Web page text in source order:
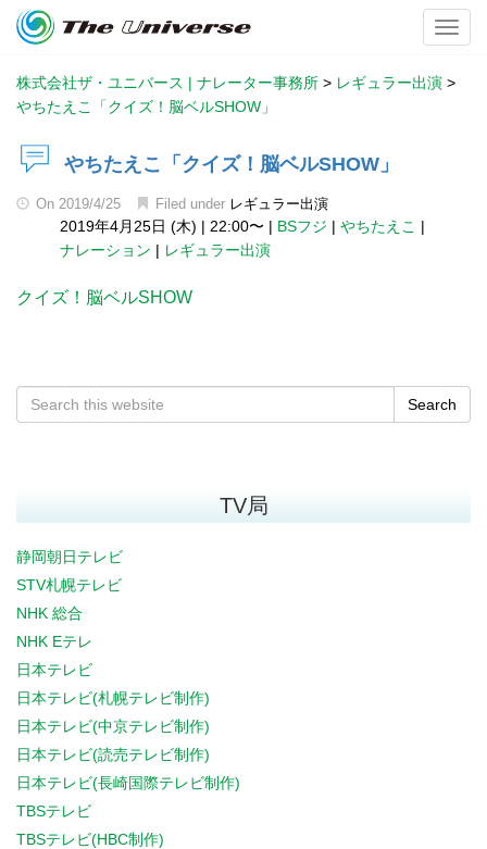
株式会社ザ・ユニバース | ナレーター事務所 > レギュラー出演 >
やちたえこ「クイズ！脳ベルSHOW」
やちたえこ「クイズ！脳ベルSHOW」
On 2019/4/25 Filed under レギュラー出演
2019年4月25日 (木) | 22:00〜 | BSフジ | やちたえこ |
ナレーション | レギュラー出演
クイズ！脳ベルSHOW
Search
TV局
静岡朝日テレビ
STV札幌テレビ
NHK 総合
NHK Eテレ
日本テレビ
日本テレビ(札幌テレビ制作)
日本テレビ(中京テレビ制作)
日本テレビ(読売テレビ制作)
日本テレビ(長崎国際テレビ制作)
TBSテレビ
TBSテレビ(HBC制作)